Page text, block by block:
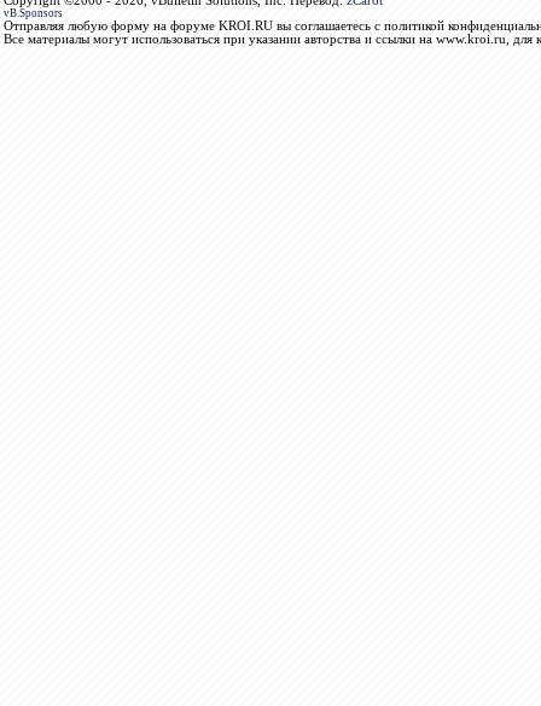
vB.Sponsors
Отправляя любую форму на форуме KROI.RU вы соглашаетесь с политикой
Все материалы могут использоваться при указании авторства и ссылки на www.kroi.ru, для